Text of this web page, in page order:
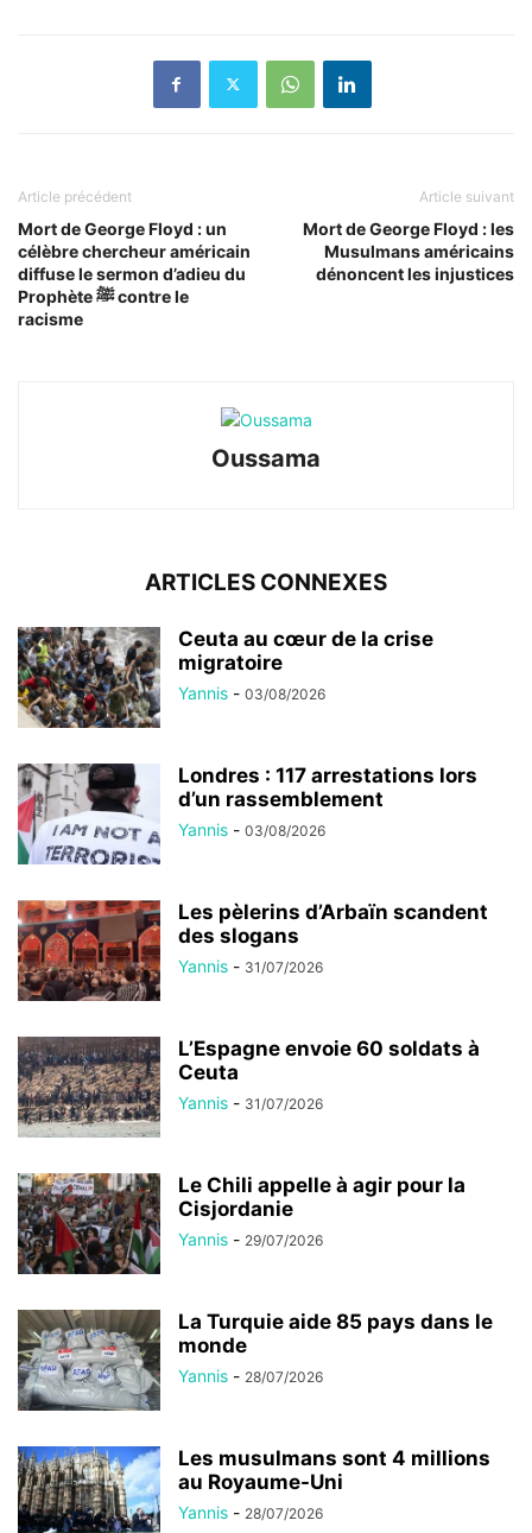
Article précédent
Mort de George Floyd : un
célèbre chercheur américain
diffuse le sermon d’adieu du
Prophète ﷺ contre le
racisme
Article suivant
Mort de George Floyd : les
Musulmans américains
dénoncent les injustices
Oussama
ARTICLES CONNEXES
Ceuta au cœur de la crise
migratoire
Yannis - 03/08/2026
Londres : 117 arrestations lors
d’un rassemblement
Yannis - 03/08/2026
Les pèlerins d’Arbaïn scandent
des slogans
Yannis - 31/07/2026
L’Espagne envoie 60 soldats à
Ceuta
Yannis - 31/07/2026
Le Chili appelle à agir pour la
Cisjordanie
Yannis - 29/07/2026
La Turquie aide 85 pays dans le
monde
Yannis - 28/07/2026
Les musulmans sont 4 millions
au Royaume-Uni
Yannis - 28/07/2026